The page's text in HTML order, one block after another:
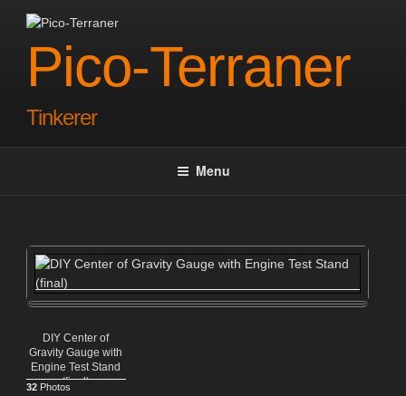
contentPico-Terraner
Tinkerer
Menu
DIY Center of
Gravity Gauge with
Engine Test Stand
(final)
32Photos